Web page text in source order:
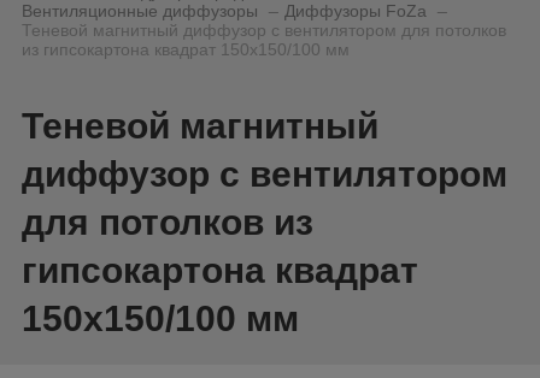
Вентиляционные диффузоры
Диффузоры FoZa
Теневой магнитный диффузор с вентилятором для потолков
из гипсокартона квадрат 150x150/100 мм
Теневой магнитный
диффузор с вентилятором
для потолков из
гипсокартона квадрат
150x150/100 мм